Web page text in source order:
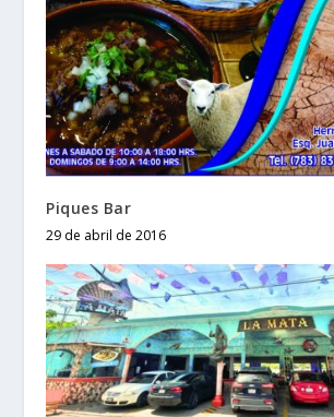
Piques Bar
29 de abril de 2016